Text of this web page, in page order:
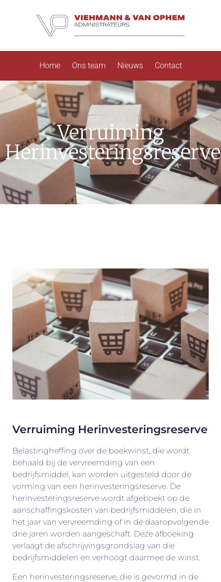
Home Ons team Nieuws Contact
Verruiming
Herinvesteringsreserve
Verruiming Herinvesteringsreserve
Belastingheffing over de boekwinst, die wordt
behaald bij de vervreemding van een
bedrijfsmiddel, kan worden uitgesteld door de
vorming van een herinvesteringsreserve. De
herinvesteringsreserve wordt afgeboekt op de
aanschaffingskosten van bedrijfsmiddelen, die in
het jaar van vervreemding of in de daaropvolgende
drie jaren worden aangeschaft. Deze afboeking
verlaagt de afschrijvingsgrondslag van die
bedrijfsmiddelen en verhoogt daarmee de winst.
Een herinvesteringsreserve, die is gevormd in de